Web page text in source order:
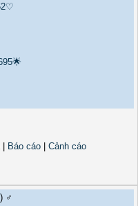
| Báo cáo
Cảnh cáo
) ♂️